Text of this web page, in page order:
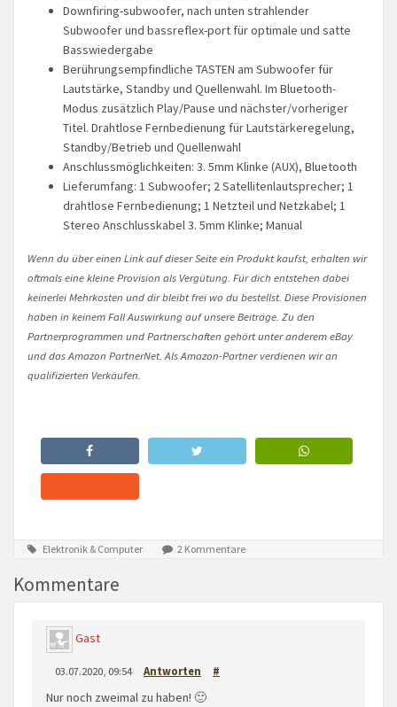
Downfiring-subwoofer, nach unten strahlender
Subwoofer und bassreflex-port für optimale und satte
Basswiedergabe
Berührungsempfindliche TASTEN am Subwoofer für
Lautstärke, Standby und Quellenwahl. Im Bluetooth-
Modus zusätzlich Play/Pause und nächster/vorheriger
Titel. Drahtlose Fernbedienung für Lautstärkeregelung,
Standby/Betrieb und Quellenwahl
Anschlussmöglichkeiten: 3. 5mm Klinke (AUX), Bluetooth
Lieferumfang: 1 Subwoofer; 2 Satellitenlautsprecher; 1
drahtlose Fernbedienung; 1 Netzteil und Netzkabel; 1
Stereo Anschlusskabel 3. 5mm Klinke; Manual
Wenn du über einen Link auf dieser Seite ein Produkt kaufst, erhalten wir
oftmals eine kleine Provision als Vergütung. Für dich entstehen dabei
keinerlei Mehrkosten und dir bleibt frei wo du bestellst. Diese Provisionen
haben in keinem Fall Auswirkung auf unsere Beiträge. Zu den
Partnerprogrammen und Partnerschaften gehört unter anderem eBay
und das Amazon PartnerNet. Als Amazon-Partner verdienen wir an
qualifizierten Verkäufen.
Elektronik & Computer 2 Kommentare
Kommentare
Gast
03.07.2020, 09:54 Antworten #
Nur noch zweimal zu haben! 🙂